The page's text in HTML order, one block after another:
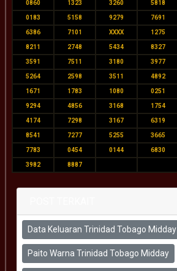
0860 1323 3260 5818
0183 5158 9279 7691
6386 7101 XXXX 1275
8211 2748 5434 8327
3591 7511 3180 3977
5264 2598 3511 4892
1671 1783 1080 0251
9294 4856 3168 1754
4174 7298 3167 6319
8541 7277 5255 3665
7783 0454 0144 6830
3982 8887
Data Keluaran Trinidad Tobago Midday
Paito Warna Trinidad Tobago Midday